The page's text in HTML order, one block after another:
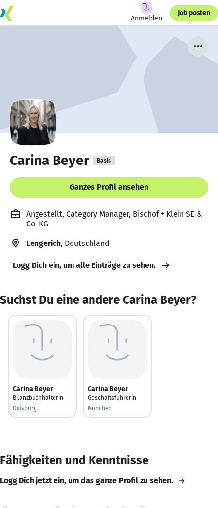
Anmelden
Job posten
Carina Beyer Basis
Ganzes Profil ansehen
Angestellt, Category Manager, Bischof + Klein SE &
Co. KG
Lengerich, Deutschland
Logg Dich ein, um alle Einträge zu sehen.
Suchst Du eine andere Carina Beyer?
Carina Beyer
Bilanzbuchhalterin
Duisburg
Carina Beyer
Geschäftsführerin
München
Fähigkeiten und Kenntnisse
Logg Dich jetzt ein, um das ganze Profil zu sehen.